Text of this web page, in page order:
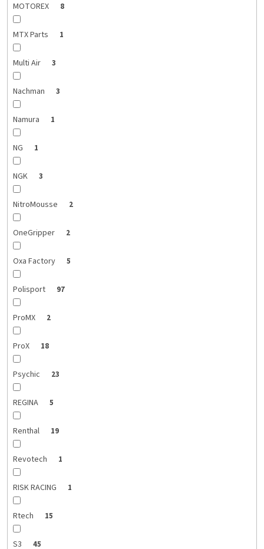
MOTOREX 8
MTX Parts 1
Multi Air 3
Nachman 3
Namura 1
NG 1
NGK 3
NitroMousse 2
OneGripper 2
Oxa Factory 5
Polisport 97
ProMX 2
ProX 18
Psychic 23
REGINA 5
Renthal 19
Revotech 1
RISK RACING 1
Rtech 15
S3 45